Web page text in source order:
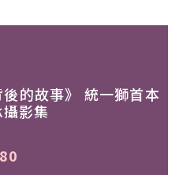
後的故事》 統一獅首本
影集